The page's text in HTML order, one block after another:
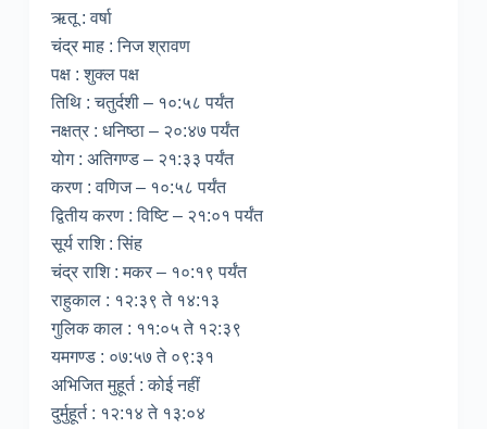
ऋतू : वर्षा
चंद्र माह : निज श्रावण
पक्ष : शुक्ल पक्ष
तिथि : चतुर्दशी – १०:५८ पर्यंत
नक्षत्र : धनिष्ठा – २०:४७ पर्यंत
योग : अतिगण्ड – २१:३३ पर्यंत
करण : वणिज – १०:५८ पर्यंत
द्वितीय करण : विष्टि – २१:०१ पर्यंत
सूर्य राशि : सिंह
चंद्र राशि : मकर – १०:१९ पर्यंत
राहुकाल : १२:३९ ते १४:१३
गुलिक काल : ११:०५ ते १२:३९
यमगण्ड : ०७:५७ ते ०९:३१
अभिजित मुहूर्त : कोई नहीं
दुर्मुहूर्त : १२:१४ ते १३:०४